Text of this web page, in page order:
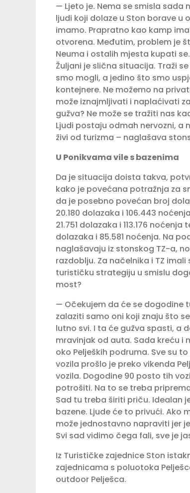
— Ljeto je. Nema se smisla sada
ljudi koji dolaze u Ston borave u
imamo. Prapratno kao kamp
otvorena. Međutim, pro­blem je
Neuma i ostalih mjesta kupati
Žuljani je slična situa­cija. Traži
smo mogli, a jedino što smo
kontejnere. Ne možemo na
može iznajmljivati i naplaćivati
gužva? Ne može se tražiti nas
Ljudi postaju odmah nervozni, a
živi od turizma – naglašava
U Ponikvama vile s bazenima
Da je situacija doista takva,
kako je pove­ćana potražnja za
da je posebno povećan broj
20.180 dolazaka i 106.443
21.751 dolazaka i 113.176
dolazaka i 85.581 noćenja. Na
naglašavaju iz stonskog TZ-a,
razdoblju. Za načel­nika i TZ
turističku strategiju u smislu
most? ­
— Očekujem da će se dogodine
zalaziti samo oni koji znaju što
lutno svi. I ta će gužva spasti, a
mravinjak od auta. Sada kreću i
oko Peljeških podruma. Sve su
vozila prošlo je preko vikenda
vozila. Dogodine 90 posto tih
potrošiti. Na to se treba
Sad tu treba širiti priču. Idealan
bazene. Ljude će to privući. Ako
može jednostavno napraviti jer
Svi sad vidimo čega fali, sve je
Iz Turističke zajednice Ston
zajednicama s poluotoka
outdoor Pelješca.